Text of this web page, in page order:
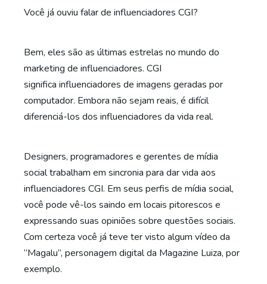
Você já ouviu falar de influenciadores CGI?
Bem, eles são as últimas estrelas no mundo do
marketing de influenciadores. CGI
significa influenciadores de imagens geradas por
computador. Embora não sejam reais, é difícil
diferenciá-los dos influenciadores da vida real.
Designers, programadores e gerentes de mídia
socialtrabalham em sincronia para dar vida aos
influenciadores CGI. Em seus perfis de mídia social,
você pode vê-los saindo em locais pitorescos e
expressando suas opiniões sobre questões sociais.
Com certeza você já teve ter visto algum vídeo da
“Magalu”, personagem digital da Magazine Luiza, por
exemplo.